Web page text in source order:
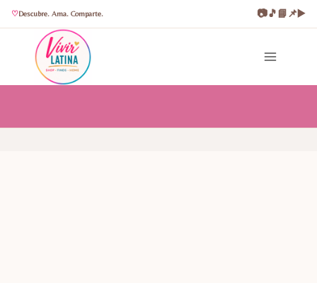
Descubre. Ama. Comparte. 📷🎵📘📌▶️
contenido